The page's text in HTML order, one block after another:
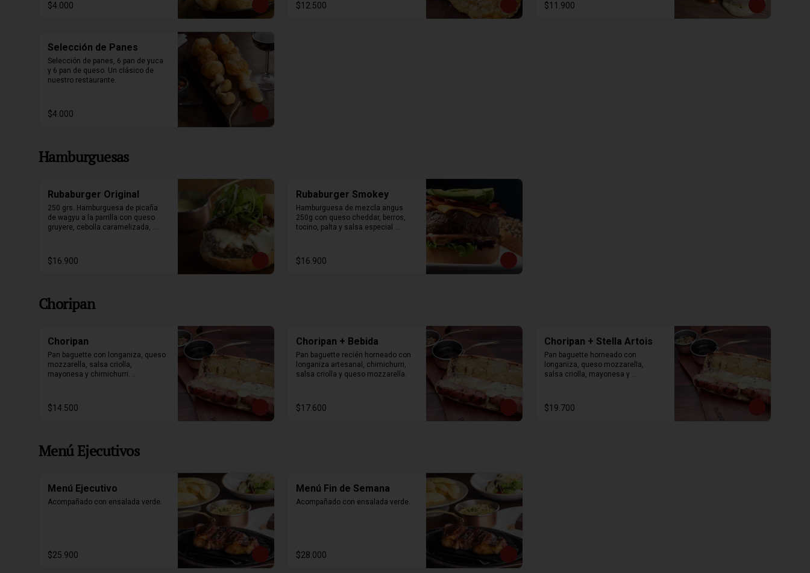
$4.000 $12.500 $11.900
Selección de Panes
Selección de panes, 6 pan de yuca
y 6 pan de queso. Un clásico de
nuestro restaurante.
$4.000
Hamburguesas
Rubaburger Original
250 grs. Hamburguesa de picaña
de wagyu a la parrilla con queso
gruyere, cebolla caramelizada,
$16.900
Rubaburger Smokey
Hamburguesa de mezcla angus
250g con queso cheddar, berros,
tocino, palta y salsa especial
$16.900
Choripan
Choripan
Pan baguette con longaniza, queso
mozzarella, salsa criolla,
mayonesa y chimichurri.
$14.500
Choripan + Bebida
Pan baguette recién horneado con
longaniza artesanal, chimichurri,
salsa criolla y queso mozzarella.
$17.600
Choripan + Stella Artois
Pan baguette horneado con
longaniza, queso mozzarella,
salsa criolla, mayonesa y
$19.700
Menú Ejecutivos
Menú Ejecutivo
Acompañado con ensalada verde.
$25.900
Menú Fin de Semana
Acompañado con ensalada verde.
$28.000